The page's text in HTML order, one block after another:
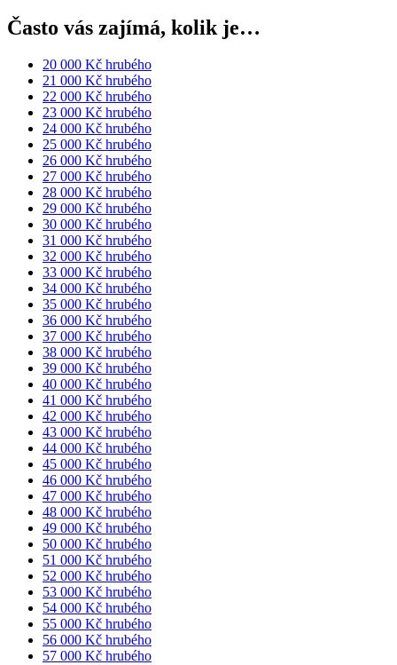
Často vás zajímá, kolik je…
20 000 Kč hrubého
21 000 Kč hrubého
22 000 Kč hrubého
23 000 Kč hrubého
24 000 Kč hrubého
25 000 Kč hrubého
26 000 Kč hrubého
27 000 Kč hrubého
28 000 Kč hrubého
29 000 Kč hrubého
30 000 Kč hrubého
31 000 Kč hrubého
32 000 Kč hrubého
33 000 Kč hrubého
34 000 Kč hrubého
35 000 Kč hrubého
36 000 Kč hrubého
37 000 Kč hrubého
38 000 Kč hrubého
39 000 Kč hrubého
40 000 Kč hrubého
41 000 Kč hrubého
42 000 Kč hrubého
43 000 Kč hrubého
44 000 Kč hrubého
45 000 Kč hrubého
46 000 Kč hrubého
47 000 Kč hrubého
48 000 Kč hrubého
49 000 Kč hrubého
50 000 Kč hrubého
51 000 Kč hrubého
52 000 Kč hrubého
53 000 Kč hrubého
54 000 Kč hrubého
55 000 Kč hrubého
56 000 Kč hrubého
57 000 Kč hrubého